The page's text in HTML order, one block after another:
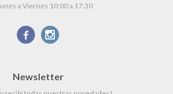
a Viernes 10:00 a 17:30
 
Newsletter